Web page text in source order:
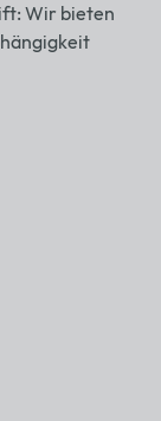
Wir bieten